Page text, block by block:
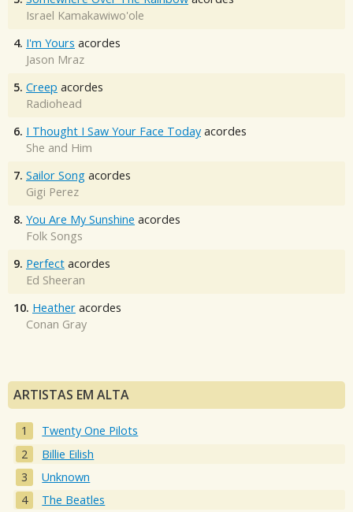
Israel Kamakawiwo'ole
4. I'm Yours acordes
Jason Mraz
5. Creep acordes
Radiohead
6. I Thought I Saw Your Face Today acordes
She and Him
7. Sailor Song acordes
Gigi Perez
8. You Are My Sunshine acordes
Folk Songs
9. Perfect acordes
Ed Sheeran
10. Heather acordes
Conan Gray
ARTISTAS EM ALTA
Twenty One Pilots
Billie Eilish
Unknown
The Beatles